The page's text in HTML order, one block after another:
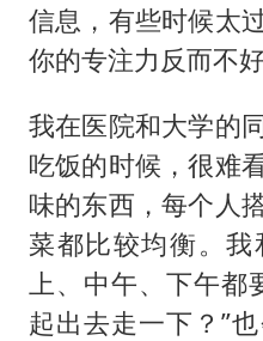
信息，有些时候太
你的专注力反而不好
我在医院和大学的
吃饭的时候，很难
味的东西，每个人
菜都比较均衡。
上、中午、下午都
起出去走一下？”